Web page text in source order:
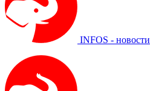
INFOS - новости